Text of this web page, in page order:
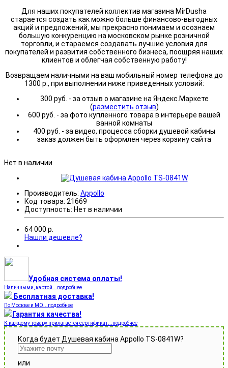
Для наших покупателей коллектив магазина MirDusha
старается создать как можно больше финансово-выгодных
акций и предложений, мы прекрасно понимаем и осознаем
большую конкуренцию на московском рынке розничной
торговли, и стараемся создавать лучшие условия для
покупателей и развития собственного бизнеса, поощряя наших
клиентов и облегчая собственную работу!
Возвращаем наличными на ваш мобильный номер телефона до
1300 р., при выполнении ниже приведенных условий:
300 руб. - за отзыв о магазине на Яндекс.Маркете
(разместить отзыв)
600 руб. - за фото купленного товара в интерьере вашей
ванной комнаты
400 руб. - за видео, процесса сборки душевой кабины
заказ должен быть оформлен через корзину сайта
Нет в наличии
Производитель: Appollo
Код товара: 21669
Доступность: Нет в наличии
64 000 р.
Нашли дешевле?
Удобная система оплаты!
Наличными, картой...подробнее
Бесплатная доставка!
По Москве и МО...подробнее
Гарантия качества!
К каждому товару прилагается сертификат...подробнее
Когда будет Душевая кабина Appollo TS-0841W?
или